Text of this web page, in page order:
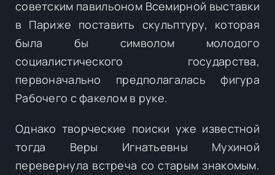
советским павильоном Всемирной выставки
в Париже поставить скульптуру, которая
была бы символом молодого
социалистического государства,
первоначально предполагалась фигура
Рабочего с факелом в руке.
Однако творческие поиски уже известной
тогда Веры Игнатьевны Мухиной
перевернула встреча со старым знакомым.